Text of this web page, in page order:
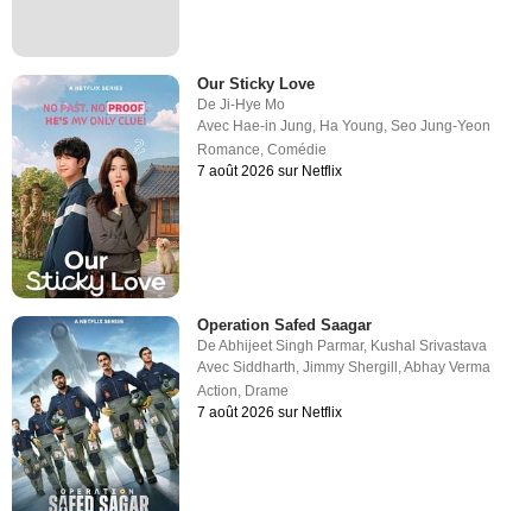
Our Sticky Love
DeJi-Hye Mo
Avec Hae-in Jung, Ha Young,Seo Jung-Yeon
Romance,Comédie
7 août 2026 sur Netflix
Operation Safed Saagar
DeAbhijeet Singh Parmar, Kushal Srivastava
AvecSiddharth,Jimmy Shergill ,Abhay Verma
Action, Drame
7 août 2026 sur Netflix